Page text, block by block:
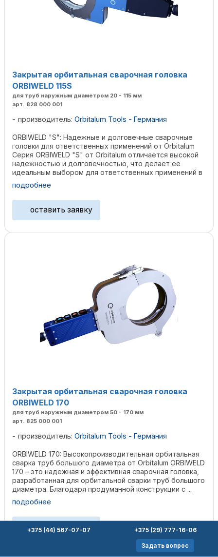
+375 (44) 567-07-07 +375 (29) 777-16-06
Задать вопрос
Закрытая орбитальная сварочная головка
ORBIWELD 115S
для труб наружным диаметром 20 - 115 мм
арт. 828 000 001
производитель: Orbitalum Tools - Германия
ORBIWELD "S": Надежные и долговечные сварочные
головки для ответственных применений от Orbitalum
Серия ORBIWELD "S" от Orbitalum отличается высокой
надежностью и долговечностью, что делает её
идеальным выбором для ответственных применений в
подробнее
оставить заявку
Закрытая орбитальная сварочная головка
ORBIWELD 170
для труб наружным диаметром 50 - 170 мм
арт. 825 000 001
производитель: Orbitalum Tools - Германия
ORBIWELD 170: Высокопроизводительная орбитальная
сварка труб большого диаметра от Orbitalum ORBIWELD
170 – это надежная и эффективная сварочная головка,
разработанная для орбитальной сварки труб большого
диаметра. Благодаря продуманной конструкции с ...
подробнее
оставить заявку